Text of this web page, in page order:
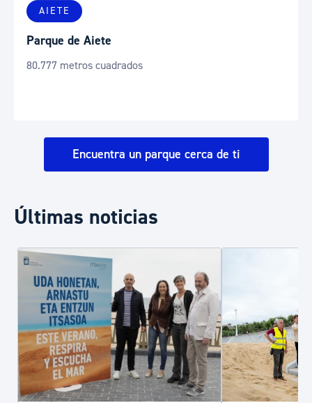
AIETE
Parque de Aiete
80.777 metros cuadrados
Encuentra un parque cerca de ti
Últimas noticias